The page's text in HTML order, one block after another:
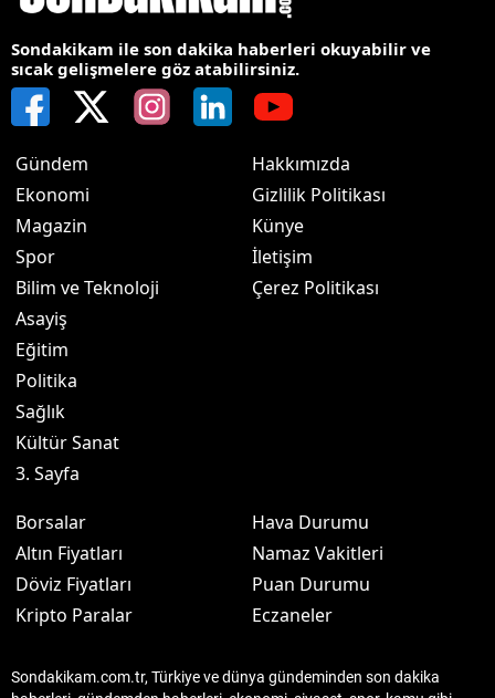
Sondakikam ile son dakika haberleri okuyabilir ve
sıcak gelişmelere göz atabilirsiniz.
Gündem
Ekonomi
Magazin
Spor
Bilim ve Teknoloji
Asayiş
Eğitim
Politika
Sağlık
Kültür Sanat
3. Sayfa
Hakkımızda
Gizlilik Politikası
Künye
İletişim
Çerez Politikası
Borsalar
Altın Fiyatları
Döviz Fiyatları
Kripto Paralar
Hava Durumu
Namaz Vakitleri
Puan Durumu
Eczaneler
Sondakikam.com.tr, Türkiye ve dünya gündeminden son dakika